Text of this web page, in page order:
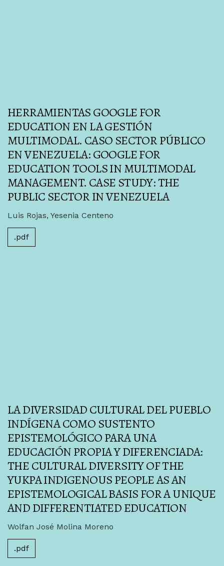
HERRAMIENTAS GOOGLE FOR
EDUCATION EN LA GESTIÓN
MULTIMODAL. CASO SECTOR PÚBLICO
EN VENEZUELA: GOOGLE FOR
EDUCATION TOOLS IN MULTIMODAL
MANAGEMENT. CASE STUDY: THE
PUBLIC SECTOR IN VENEZUELA
Luis Rojas, Yesenia Centeno
.pdf
LA DIVERSIDAD CULTURAL DEL PUEBLO
INDÍGENA COMO SUSTENTO
EPISTEMOLÓGICO PARA UNA
EDUCACIÓN PROPIA Y DIFERENCIADA:
THE CULTURAL DIVERSITY OF THE
YUKPA INDIGENOUS PEOPLE AS AN
EPISTEMOLOGICAL BASIS FOR A UNIQUE
AND DIFFERENTIATED EDUCATION
Wolfan José Molina Moreno
.pdf